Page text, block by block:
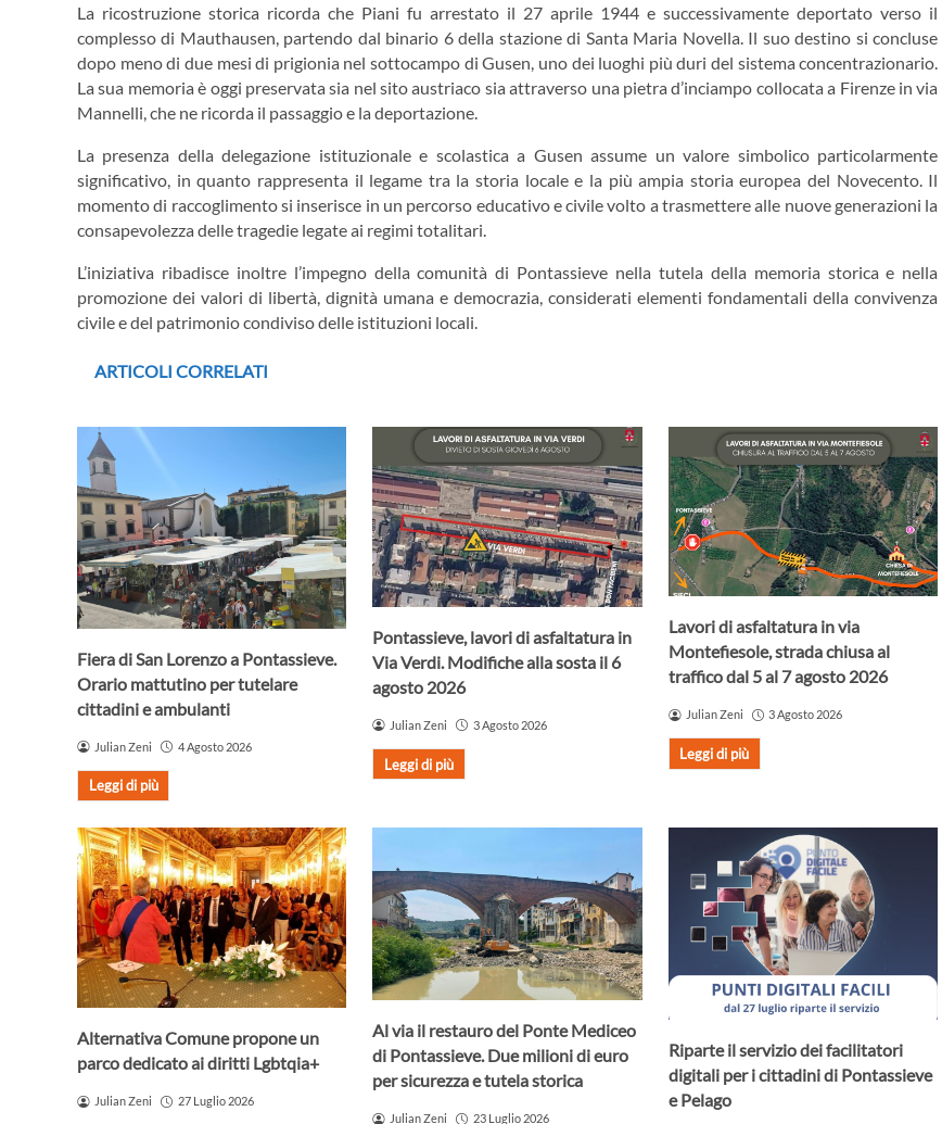
La ricostruzione storica ricorda che Piani fu arrestato il 27 aprile 1944 e successivamente deportato verso il
complesso di Mauthausen, partendo dal binario 6 della stazione di Santa Maria Novella. Il suo destino si concluse
dopo meno di due mesi di prigionia nel sottocampo di Gusen, uno dei luoghi più duri del sistema concentrazionario.
La sua memoria è oggi preservata sia nel sito austriaco sia attraverso una pietra d’inciampo collocata a Firenze in via
Mannelli, che ne ricorda il passaggio e la deportazione.
La presenza della delegazione istituzionale e scolastica a Gusen assume un valore simbolico particolarmente
significativo, in quanto rappresenta il legame tra la storia locale e la più ampia storia europea del Novecento. Il
momento di raccoglimento si inserisce in un percorso educativo e civile volto a trasmettere alle nuove generazioni la
consapevolezza delle tragedie legate ai regimi totalitari.
L’iniziativa ribadisce inoltre l’impegno della comunità di Pontassieve nella tutela della memoria storica e nella
promozione dei valori di libertà, dignità umana e democrazia, considerati elementi fondamentali della convivenza
civile e del patrimonio condiviso delle istituzioni locali.
ARTICOLI CORRELATI
Fiera di San Lorenzo a Pontassieve.
Orario mattutino per tutelare
cittadini e ambulanti
Julian Zeni 4 Agosto 2026
Leggi di più
Pontassieve, lavori di asfaltatura in
Via Verdi. Modifiche alla sosta il 6
agosto 2026
Julian Zeni 3 Agosto 2026
Leggi di più
Lavori di asfaltatura in via
Montefiesole, strada chiusa al
traffico dal 5 al 7 agosto 2026
Julian Zeni 3 Agosto 2026
Leggi di più
Alternativa Comune propone un
parco dedicato ai diritti Lgbtqia+
Julian Zeni 27 Luglio 2026
Al via il restauro del Ponte Mediceo
di Pontassieve. Due milioni di euro
per sicurezza e tutela storica
Julian Zeni 23 Luglio 2026
Riparte il servizio dei facilitatori
digitali per i cittadini di Pontassieve
e Pelago